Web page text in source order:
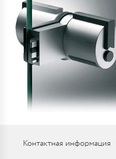
Контактная информация